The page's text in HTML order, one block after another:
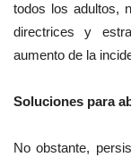
todos los adultos,
directrices y
aumento de la
Soluciones para
No obstante,